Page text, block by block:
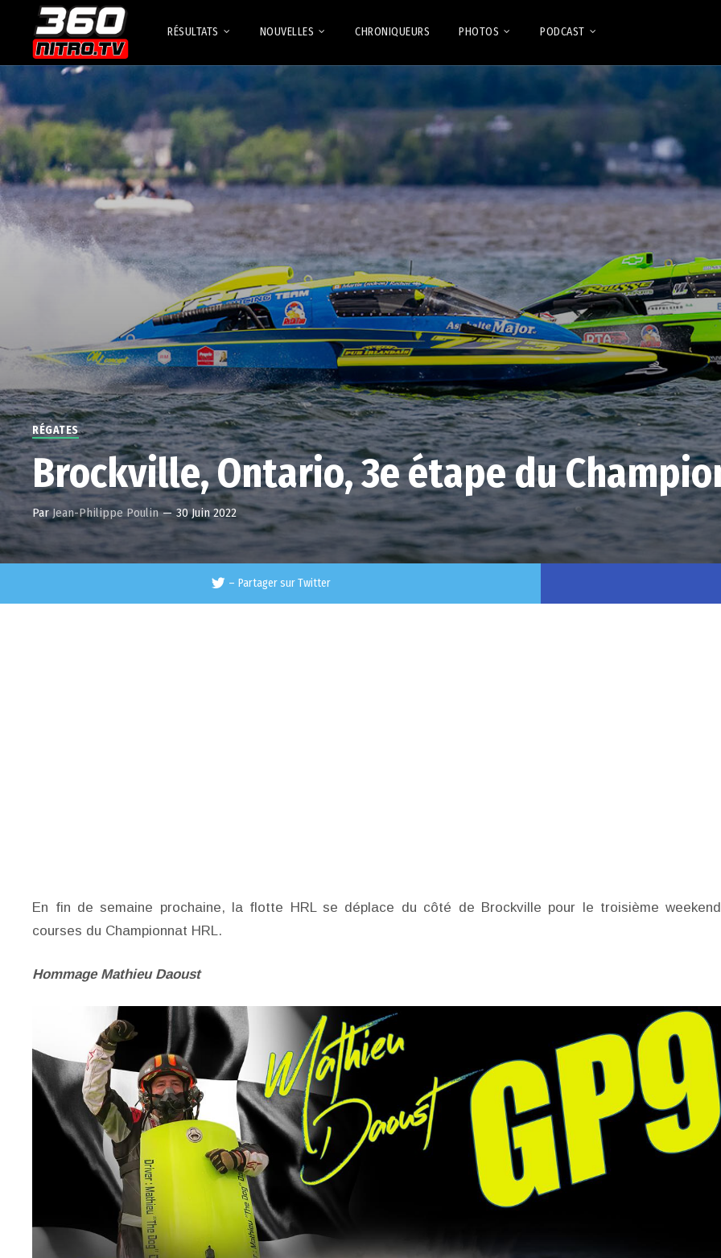
RÉSULTATS NOUVELLES CHRONIQUEURS PHOTOS PODCAST
RÉGATES
Brockville, Ontario, 3e étape du
ParJean-Philippe Poulin — 30 Juin 2022
– Partager sur Twitter
En fin de semaine prochaine, la flotte HRL se déplace du côté de Brockville pour le troisième
courses du Championnat HRL.
Hommage Mathieu Daoust